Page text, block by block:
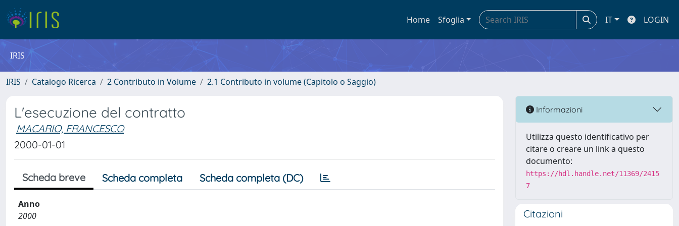
Home Sfoglia IT LOGIN
IRIS
IRIS Catalogo Ricerca 2 Contributo in Volume 2.1 Contributo in volume (Capitolo o Saggio)
L'esecuzione del contratto
MACARIO, FRANCESCO
2000-01-01
Scheda breve Scheda completa Scheda completa (DC)
Anno
2000
Informazioni
Utilizza questo identificativo per
citare o creare un link a questo
documento:
https://hdl.handle.net/11369/2415
7
Citazioni